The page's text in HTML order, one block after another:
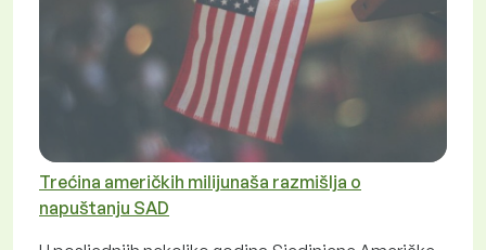
Trećina američkih milijunaša razmišlja o
napuštanju SAD